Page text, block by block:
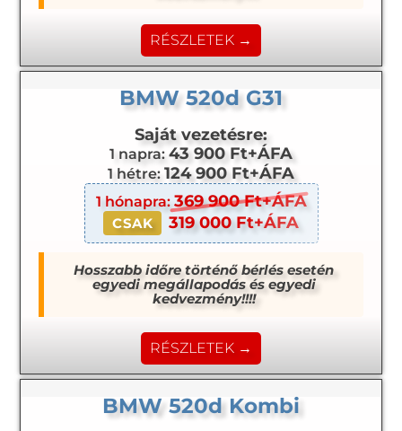
RÉSZLETEK →
BMW 520d G31
Saját vezetésre:
1 napra: 43 900 Ft+ÁFA
1 hétre: 124 900 Ft+ÁFA
1 hónapra: 369 900 Ft+ÁFA
CSAK 319 000 Ft+ÁFA
Hosszabb időre történő bérlés esetén
egyedi megállapodás és egyedi
kedvezmény!!!!
RÉSZLETEK →
BMW 520d Kombi